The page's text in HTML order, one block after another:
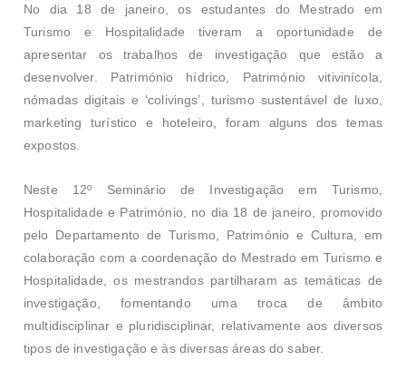
No dia 18 de janeiro, os estudantes do Mestrado em
Turismo e Hospitalidade tiveram a oportunidade de
apresentar os trabalhos de investigação que estão a
desenvolver. Património hídrico, Património vitivinícola,
nómadas digitais e ‘colivings’, turismo sustentável de luxo,
marketing turístico e hoteleiro, foram alguns dos temas
expostos.
Neste 12º Seminário de Investigação em Turismo,
Hospitalidade e Património, no dia 18 de janeiro, promovido
pelo Departamento de Turismo, Património e Cultura, em
colaboração com a coordenação do Mestrado em Turismo e
Hospitalidade, os mestrandos partilharam as temáticas de
investigação, fomentando uma troca de âmbito
multidisciplinar e pluridisciplinar, relativamente aos diversos
tipos de investigação e às diversas áreas do saber.